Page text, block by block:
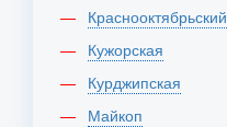
Краснооктябрьский
Кужорская
Курджипская
Майкоп